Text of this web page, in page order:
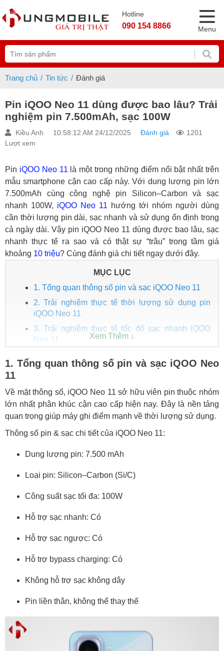
Hotline
090 154 8866 Menu
Trang chủ Tin tức Đánh giá
Pin iQOO Neo 11 dùng được bao lâu? Trải
nghiệm pin 7.500mAh, sạc 100W
Kiều Anh 10:58:12 AM 24/12/2025 Đánh giá
1201
Lượt xem
Pin iQOO Neo 11 là một trong những điểm nổi bật nhất trên
mẫu smartphone cận cao cấp này. Với dung lượng pin lớn
7.500mAh cùng công nghệ pin Silicon–Carbon và sạc
nhanh 100W, iQOO Neo 11 hướng tới nhóm người dùng
cần thời lượng pin dài, sạc nhanh và sử dụng ổn định trong
cả ngày dài. Vậy pin iQOO Neo 11 dùng được bao lâu, sạc
nhanh thực tế ra sao và có thật sự “trâu” trong tầm giá
khoảng 10 triệu? Cùng đánh giá chi tiết ngay dưới đây.
MỤC LỤC
1. Tổng quan thông số pin và sạc iQOO Neo 11
2. Trải nghiệm thực tế thời lượng sử dụng pin
iQOO Neo 11
3. Trải nghiệm thực tế tốc độ sạc nhanh iQOO
Neo 11
nhanh có đáng tiền?
1. Tổng quan thông số pin và sạc iQOO Neo
11
Về mặt thông số, iQOO Neo 11 sở hữu viên pin thuộc nhóm
lớn nhất phân khúc cận cao cấp hiện nay. Đây là nền tảng
quan trọng giúp máy ghi điểm mạnh về thời lượng sử dụng.
Thông số pin & sạc chi tiết của iQOO Neo 11:
Dung lượng pin: 7.500 mAh
Loại pin: Silicon–Carbon (Si/C)
Công suất sạc tối đa: 100W
Hỗ trợ sạc nhanh: Có
Hỗ trợ sạc ngược: Có
Hỗ trợ bypass charging: Có
Không hỗ trợ sạc không dây
Pin liền thân, không thể thay thế